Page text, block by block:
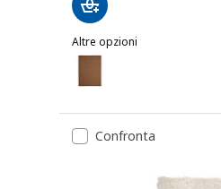
Altre opzioni
LYDERSHOLM
Confronta